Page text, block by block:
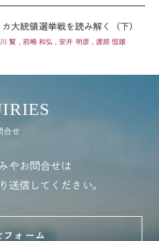
統領選挙戦を読み解く（下）
賢 , 前嶋 和弘 , 安井 明彦 , 渡部 恒雄
合せ
やお問合せは
送信してください。
フォーム